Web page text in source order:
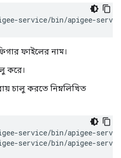
service/bin/apigee-
ফাইলের নাম।
করে।
চালু করতে নিম্নলিখিত
service/bin/apigee-
service/bin/apigee-